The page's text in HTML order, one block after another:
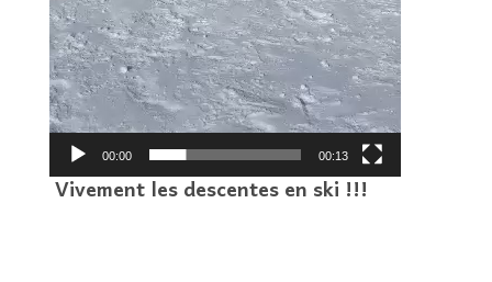
00:00 00:13
Vivement les descentes en ski !!!